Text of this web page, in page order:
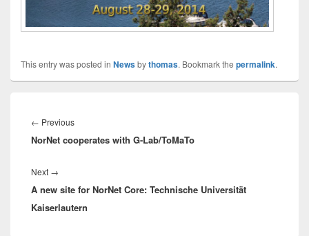
This entry was posted in Newsbythomas. Bookmark the permalink.
← PreviousPrevious
post:
NorNet cooperates with G-Lab/ToMaTo
Next →
post:
A new site for NorNet Core: Technische Universität
Kaiserlautern